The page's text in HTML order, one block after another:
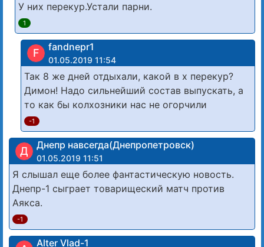
У них перекур.Устали парни.
1
F fandnepr1
01.05.2019 11:54
Так 8 же дней отдыхали, какой в х перекур?
Димон! Надо сильнейший состав выпускать, а
то как бы колхозники нас не огорчили
-1
Д Днепр навсегда(Днепропетровск)
01.05.2019 11:51
Я слышал еще более фантастическую новость.
Днепр-1 сыграет товарищеский матч против
Аякса.
-1
Alter Vlad-1